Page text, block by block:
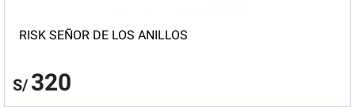
RISK SEÑOR DE LOS ANILLOS
S/ 320